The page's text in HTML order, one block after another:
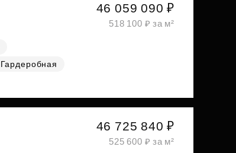
Гардеробная
46 059 090 ₽
518 100 ₽ за м²
46 725 840 ₽
525 600 ₽ за м²